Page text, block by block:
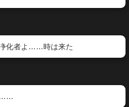
化者よ……時は来た
……